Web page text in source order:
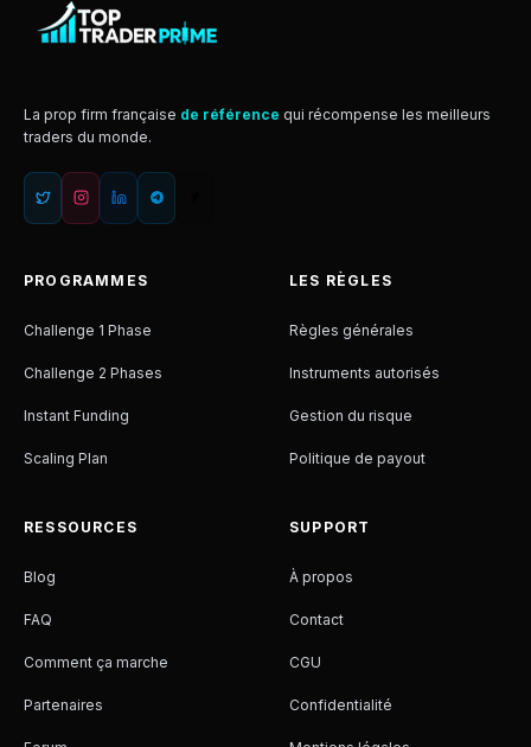
La prop firm française de référence qui récompense les meilleurs
traders du monde.
PROGRAMMES
Challenge 1 Phase
Challenge 2 Phases
Instant Funding
Scaling Plan
LES RÈGLES
Règles générales
Instruments autorisés
Gestion du risque
Politique de payout
RESSOURCES
Blog
FAQ
Comment ça marche
Partenaires
SUPPORT
À propos
Contact
CGU
Confidentialité